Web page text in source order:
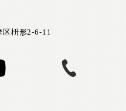
枡形2-6-11